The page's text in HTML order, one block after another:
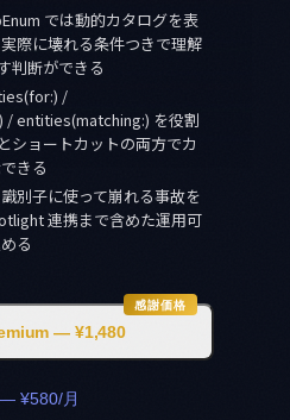
では動的カタログを表
際に壊れる条件つきで理解
判断ができる
/
entities(matching:) を役割
ショートカットの両方でカ
きる
別子に使って崩れる事故を
連携まで含めた運用可
る
感謝価格
— ¥1,480
¥580/月